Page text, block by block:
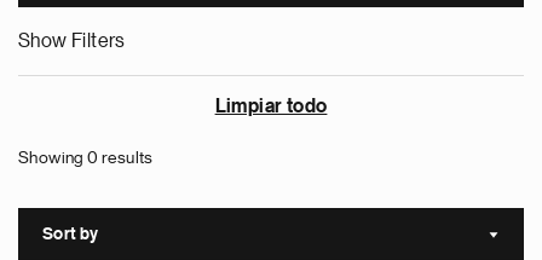
Show Filters
Limpiar todo
Showing 0 results
Sort by Sort